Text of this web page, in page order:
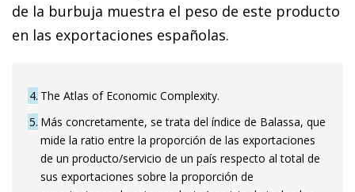
de la burbuja muestra el peso de este producto
en las exportaciones españolas.
4 The Atlas of Economic Complexity.
5 Más concretamente, se trata del índice de Balassa, que
mide la ratio entre la proporción de las exportaciones
de un producto/servicio de un país respecto al total de
sus exportaciones sobre la proporción de